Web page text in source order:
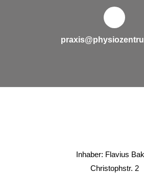
Inhaber: Flavius
Christophstr. 2